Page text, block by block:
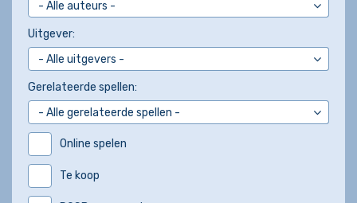
Uitgever:
Gerelateerde spellen:
Online spelen
Te koop